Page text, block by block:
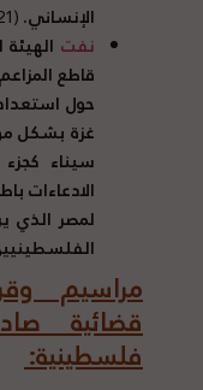
الإنساني.(21 مارس 2025)
نفت
قاطع
حول
غزة بشكل
سيناء
الادعاءات
لمصر الذي
مراسيم
قضائية
فلسطينية: